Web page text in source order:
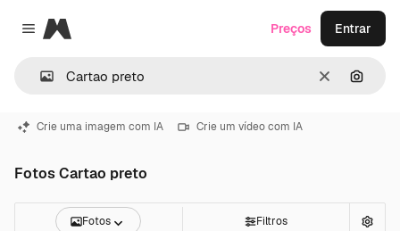
Close menu
Magnific
Limpar
Preços Entrar
Crie uma imagem com IA Crie um vídeo com IA
Fotos Cartao preto
Fotos Filtros